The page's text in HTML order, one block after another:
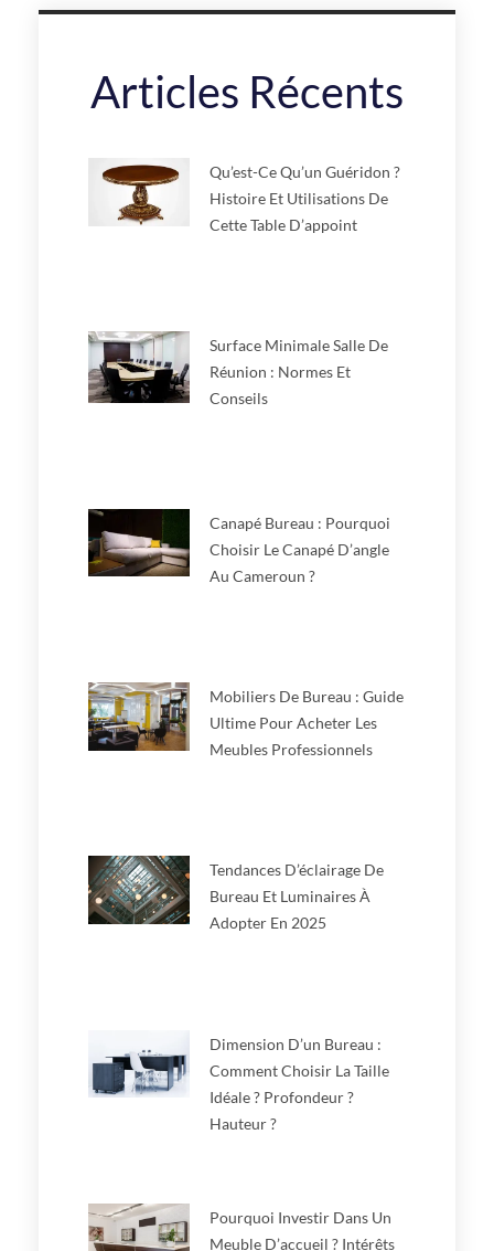
Articles Récents
Qu’est-Ce Qu’un Guéridon ?
Histoire Et Utilisations De
Cette Table D’appoint
Surface Minimale Salle De
Réunion : Normes Et
Conseils
Canapé Bureau : Pourquoi
Choisir Le Canapé D’angle
Au Cameroun ?
Mobiliers De Bureau : Guide
Ultime Pour Acheter Les
Meubles Professionnels
Tendances D’éclairage De
Bureau Et Luminaires À
Adopter En 2025
Dimension D’un Bureau :
Comment Choisir La Taille
Idéale ? Profondeur ?
Hauteur ?
Pourquoi Investir Dans Un
Meuble D’accueil ? Intérêts